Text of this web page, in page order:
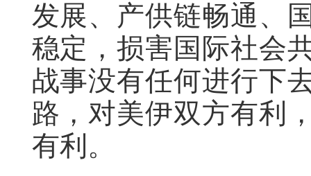
发展、产供链畅通、
稳定，损害国际社会
战事没有任何进行下
路，对美伊双方有利
有利。